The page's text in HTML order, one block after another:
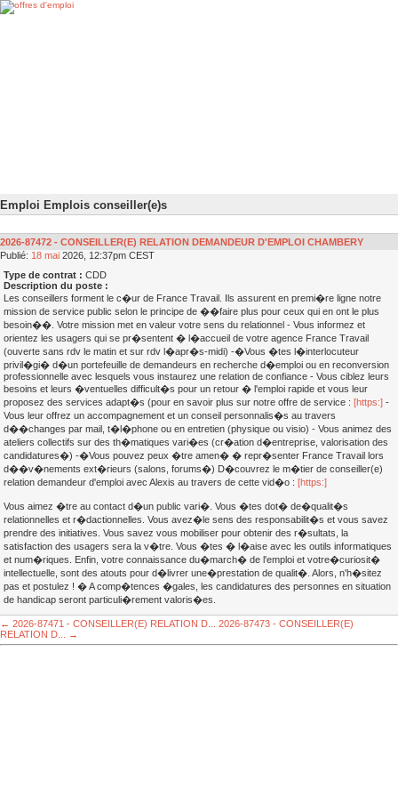
Emploi Emplois conseiller(e)s
2026-87472 - CONSEILLER(E) RELATION DEMANDEUR D'EMPLOI CHAMBERY
Publié: 18 mai 2026, 12:37pm CEST
Type de contrat : CDD
Description du poste :
Les conseillers forment le c�ur de France Travail. Ils assurent en premi�re ligne notre
mission de service public selon le principe de ��faire plus pour ceux qui en ont le plus
besoin��. Votre mission met en valeur votre sens du relationnel - Vous informez et
orientez les usagers qui se pr�sentent � l�accueil de votre agence France Travail
(ouverte sans rdv le matin et sur rdv l�apr�s-midi) -�Vous �tes l�interlocuteur
privil�gi� d�un portefeuille de demandeurs en recherche d�emploi ou en reconversion
professionnelle avec lesquels vous instaurez une relation de confiance - Vous ciblez leurs
besoins et leurs �ventuelles difficult�s pour un retour � l'emploi rapide et vous leur
proposez des services adapt�s (pour en savoir plus sur notre offre de service : [https:] -
Vous leur offrez un accompagnement et un conseil personnalis�s au travers
d��changes par mail, t�l�phone ou en entretien (physique ou visio) - Vous animez des
ateliers collectifs sur des th�matiques vari�es (cr�ation d�entreprise, valorisation des
candidatures�) -�Vous pouvez peux �tre amen� � repr�senter France Travail lors
d��v�nements ext�rieurs (salons, forums�) D�couvrez le m�tier de conseiller(e)
relation demandeur d'emploi avec Alexis au travers de cette vid�o : [https:]
Vous aimez �tre au contact d�un public vari�. Vous �tes dot� de�qualit�s
relationnelles et r�dactionnelles. Vous avez�le sens des responsabilit�s et vous savez
prendre des initiatives. Vous savez vous mobiliser pour obtenir des r�sultats, la
satisfaction des usagers sera la v�tre. Vous �tes � l�aise avec les outils informatiques
et num�riques. Enfin, votre connaissance du�march� de l'emploi et votre�curiosit�
intellectuelle, sont des atouts pour d�livrer une�prestation de qualit�. Alors, n'h�sitez
pas et postulez ! � A comp�tences �gales, les candidatures des personnes en situation
de handicap seront particuli�rement valoris�es.
← 2026-87471 - CONSEILLER(E) RELATION D...
2026-87473 - CONSEILLER(E)
RELATION D... →